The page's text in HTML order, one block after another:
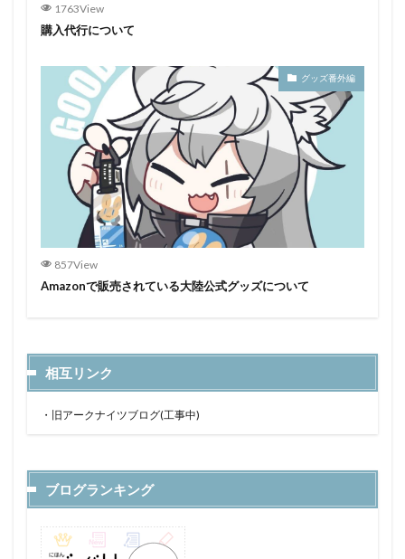
1763View
購入代行について
グッズ番外編
857View
Amazonで販売されている大陸公式グッズについて
相互リンク
・ 旧アークナイツブログ(工事中)
ブログランキング